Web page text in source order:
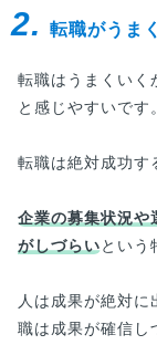
2. 転職がうま
転職はうまくいく
と感じやすいです。
転職は絶対成功す
企業の募集状況や
がしづらいという
人は成果が絶対
職は成果が確信し